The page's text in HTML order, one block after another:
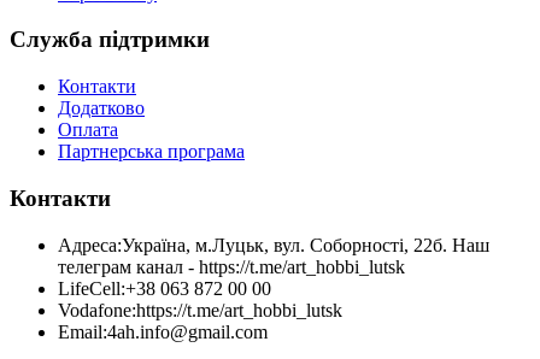
Служба підтримки
Контакти
Додатково
Оплата
Партнерська програма
Контакти
Адреса:Україна, м.Луцьк, вул. Соборності, 22б. Наш
телеграм канал - https://t.me/art_hobbi_lutsk
LifeCell:+38 063 872 00 00
Vodafone:https://t.me/art_hobbi_lutsk
Email:4ah.info@gmail.com